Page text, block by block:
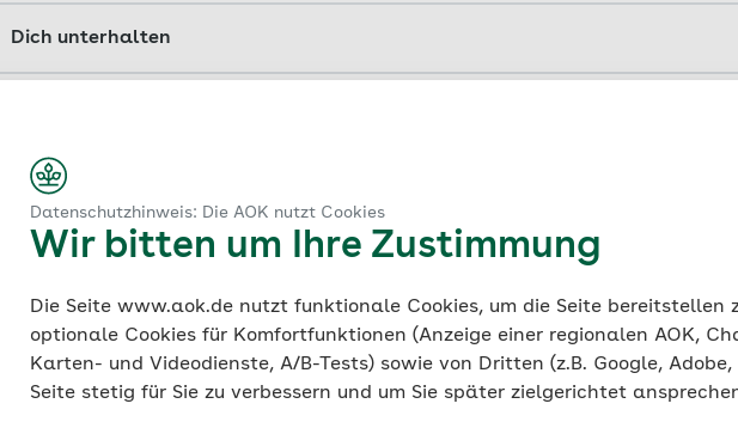
Datenschutzhinweis: Die AOK nutzt Cookies
Wir bitten um Ihre Zustimmung
Die Seite www.aok.de nutzt funktionale Cookies, um die Seite bereitstellen
optionale Cookies für Komfortfunktionen (Anzeige einer regionalen AOK,
Karten- und Videodienste, A/B-Tests) sowie von Dritten (z.B. Google,
Seite stetig für Sie zu verbessern und um Sie später zielgerichtet
Ähnlichen Situationen immer wieder daran erinnern und das Gleiche
Dich unterhalten
Siehst du, dass deine Freundin oder dein Freund besonders glücklich ist,
Deswegen darfst du deine Gefühle
Gefühle spiegeln wider, wie es in dir aussieht. Damit zeigst du anderen
Wenn du Gefühle zeigst, wissen die anderen, wie es dir geht – das ist gut, weil
was in dir vorgeht. Außerdem tut es dir selbst gut, Gefühle herauszulassen.
ganz erleichtert.